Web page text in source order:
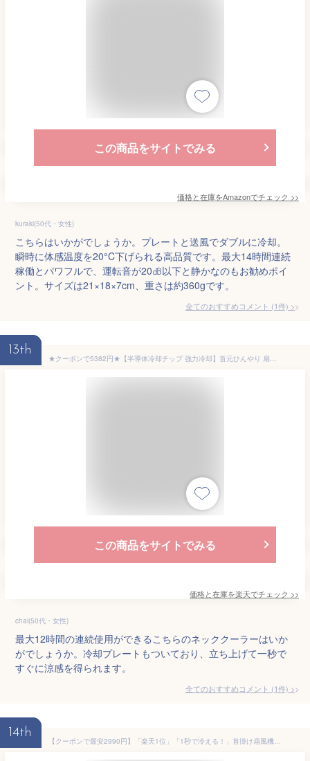
この商品をサイトでみる
価格と在庫をAmazonでチェック >>
kuraki(50代・女性)
こちらはいかがでしょうか。プレートと送風でダブルに冷却。
瞬時に体感温度を20°C下げられる高品質です。最大14時間連続
稼働とパワフルで、運転音が20㏈以下と静かなのもお勧めポイ
ント。サイズは21×18×7cm、重さは約360gです。
全てのおすすめコメント (1件) >
13th
★クーポンで5382円★【半導体冷却チップ 強力冷却】首元ひんやり 扇風機 扇風機 首掛け扇風機 首 ネッククーラー クーラーリング 扇風機 接触冷感 冷感プレート付き 羽なし 軽量 静音 扇風機 首かけ 首掛け ネックファン 扇風機 ネッククーラー 首=
この商品をサイトでみる
価格と在庫を楽天でチェック >>
chai(50代・女性)
最大12時間の連続使用ができるこちらのネッククーラーはいか
がでしょうか。冷却プレートもついており、立ち上げて一秒で
すぐに涼感を得られます。
全てのおすすめコメント (1件) >
14th
【クーポンで最安2990円】「楽天1位」「1秒で冷える！」首掛け扇風機 冷却プレート付 クール 冷感 ネッククーラー ひんやり 首かけ扇風機 くびかけ扇風機 ネックファン ハンディファン ポータブル 羽根なし 静音 母の日 父の日 ギフト 男女兼用